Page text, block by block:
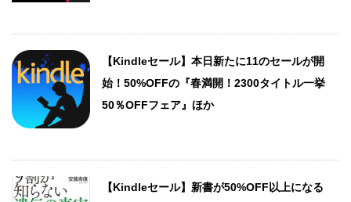
【Kindleセール】本日新たに11のセールが開
始！50%OFFの『春満開！2300タイトル一挙
50％OFFフェア』ほか
【Kindleセール】新書が50%OFF以上になる